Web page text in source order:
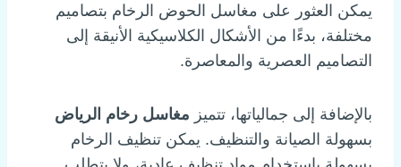
يمكن العثور على مغاسل الحوض الرخام بتصاميم
مختلفة، بدءًا من الأشكال الكلاسيكية الأنيقة إلى
التصاميم العصرية والمعاصرة.
بالإضافة إلى جمالياتها، تتميز مغاسل رخام الرياض
بسهولة الصيانة والتنظيف. يمكن تنظيف الرخام